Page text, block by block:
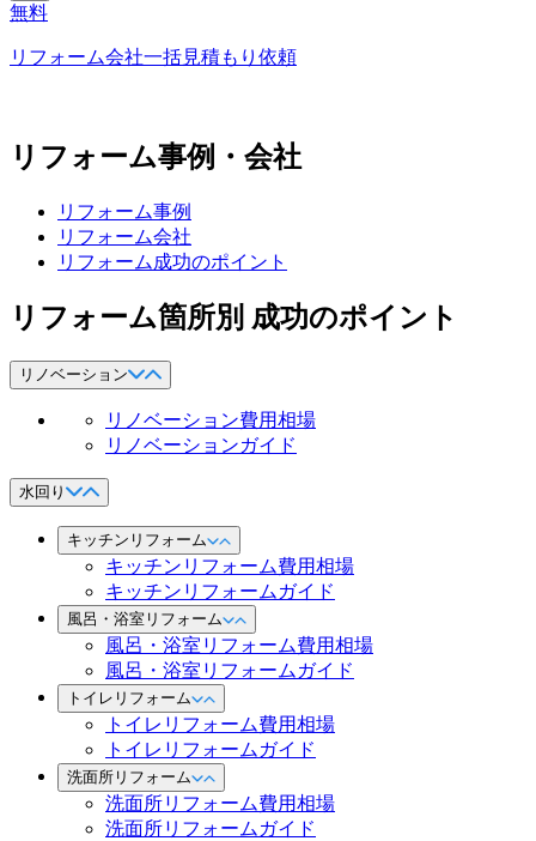
無料
リフォーム会社一括見積もり依頼
リフォーム事例・会社
リフォーム事例
リフォーム会社
リフォーム成功のポイント
リフォーム箇所別 成功のポイント
リノベーション
リノベーション費用相場
リノベーションガイド
水回り
キッチンリフォーム
キッチンリフォーム費用相場
キッチンリフォームガイド
風呂・浴室リフォーム
風呂・浴室リフォーム費用相場
風呂・浴室リフォームガイド
トイレリフォーム
トイレリフォーム費用相場
トイレリフォームガイド
洗面所リフォーム
洗面所リフォーム費用相場
洗面所リフォームガイド